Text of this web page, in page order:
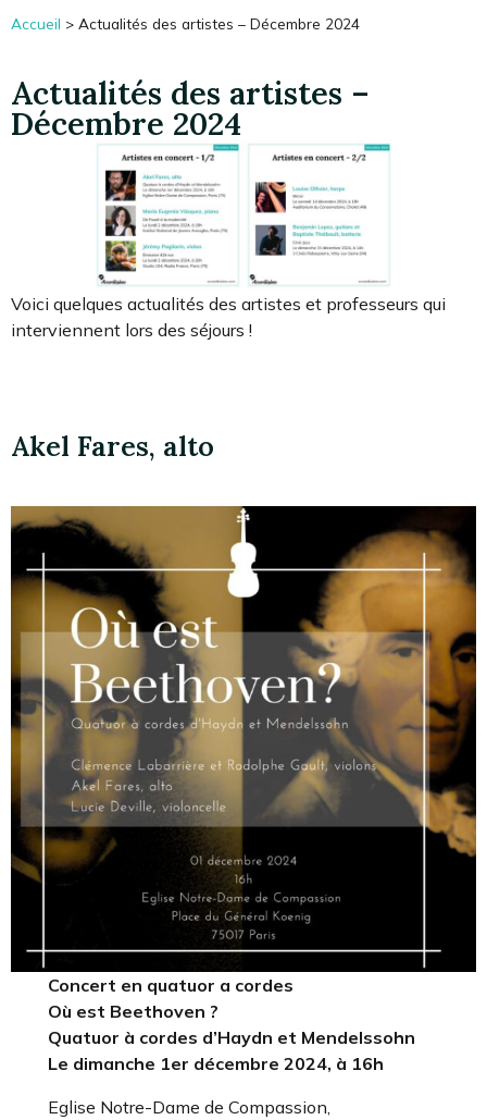
Accueil > Actualités des artistes – Décembre 2024
Actualités des artistes –
Décembre 2024
Voici quelques actualités des artistes et professeurs qui
interviennent lors des séjours !
Akel Fares, alto
Concert en quatuor a cordes
Où est Beethoven ?
Quatuor à cordes d’Haydn et Mendelssohn
Le dimanche 1er décembre 2024, à 16h
Eglise Notre-Dame de Compassion,